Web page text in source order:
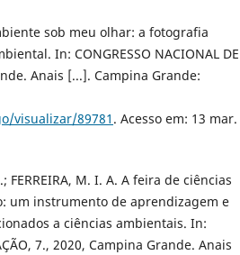
sob meu olhar: a fotografia
In: CONGRESSO NACIONAL DE
Anais [...]. Campina Grande:
visualizar/89781 . Acesso em: 13 mar.
FERREIRA, M. I. A. A feira de ciências
um instrumento de aprendizagem e
a ciências ambientais. In:
7., 2020, Campina Grande. Anais